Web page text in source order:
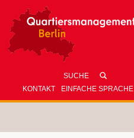
KONTAKT EINFACHE SPRACHE